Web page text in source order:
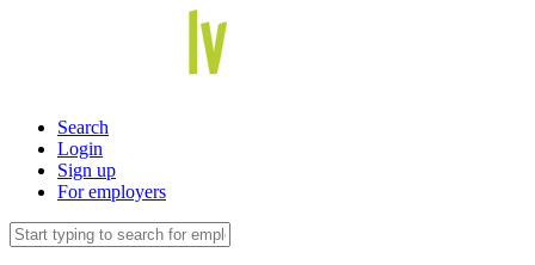
Search
Login
Sign up
For employers